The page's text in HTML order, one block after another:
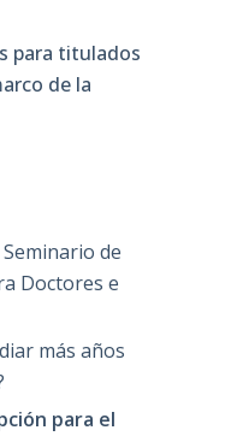
para titulados
de la
Seminario de
Doctores e
más años
para el